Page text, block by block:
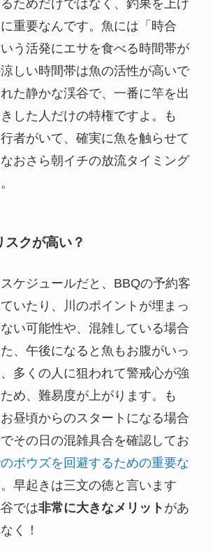
ためだけではなく、釣果を上げ
重要なんです。魚には「時合
いう活発にエサを食べる時間帯が
しい時間帯は魚の活性が高いで
た静かな渓谷で、一番に竿を出
した人だけの特権ですよ。も
者がいて、確実に魚を触らせて
おさら朝イチの放流タイミング
クが高い？
ケジュールだと、BBQの予約客
いたり、川のポイントが埋まっ
い可能性や、混雑している場合
、午後になると魚もお腹がいっ
多くの人に狙われて警戒心が強
め、難易度が上がります。も
昼頃からのスタートになる場合
その日の混雑具合を確認してお
ボウズを回避するための重要な
早起きは三文の徳と言います
では非常に大きなメリット があ
く！